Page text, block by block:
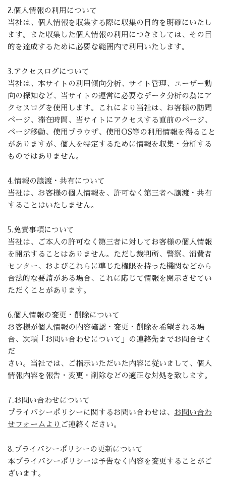
2.個人情報の利用について
当社は、個人情報を収集する際に収集の目的を明確にいたし
ます。また収集した個人情報の利用につきましては、その目
的を達成するために必要な範囲内で利用いたします。
3.アクセスログについて
当社は、本サイトの利用傾向分析、サイト管理、ユーザー動
向の探知など、当サイトの運営に必要なデータ分析の為にア
クセスログを使用します。これにより当社は、お客様の訪問
ページ、滞在時間、当サイトにアクセスする直前のページ、
ページ移動、使用ブラウザ、使用OS等の利用情報を得ること
がありますが、個人を特定するために情報を収集・分析する
ものではありません。
4.情報の譲渡・共有について
当社は、お客様の個人情報を、許可なく第三者へ譲渡・共有
することはいたしません。
5.免責事項について
当社は、ご本人の許可なく第三者に対してお客様の個人情報
を開示することはありません。ただし裁判所、警察、消費者
センター、およびこれらに準じた権限を持った機関などから
合法的な要請がある場合、これに応じて情報を開示させてい
ただくことがあります。
6.個人情報の変更・削除について
お客様が個人情報の内容確認・変更・削除を希望される場
合、次項「お問い合わせについて」の連絡先までお問合せく
だ
さい。当社では、ご指示いただいた内容に従いまして、個人
情報内容を報告・変更・削除などの適正な対処を致します。
7.お問い合わせについて
プライバシーポリシーに関するお問い合わせは、 お問い合わ
せフォームより ご連絡ください。
8.プライバシーポリシーの更新について
本プライバシーポリシーは予告なく内容を変更することがご
ざいます。